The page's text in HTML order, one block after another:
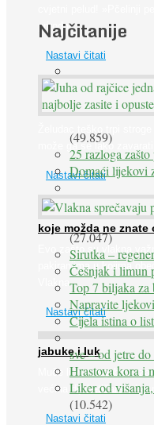
prirodne ...
Nastavi čitati
Želudac teško trpi
može ga se lako
Nastavi čitati
koje možda ne znate
Evo zašto su vlakna
pakiranjima u kojima
Vlakna ...
Nastavi čitati
jabuke i luk
Muče li vas tegobe
većina dijabetičara u
Nastavi čitati
Najčitanije
(49.859)
25 razloga
Domaći lijekovi
(27.047)
Sirutka –
Češnjak i limun
Top 7 biljaka
Napravite
Cijela istina o
sve – od jetre
Hrastova kora i
Liker od
(10.542)